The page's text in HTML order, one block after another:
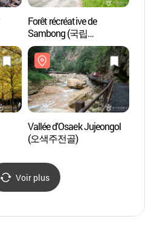
Forêt récréative de
Sambong (국립
삼봉자연휴양림)
Vallée d'Osaek Jujeongol
(오색주전골)
Voir plus